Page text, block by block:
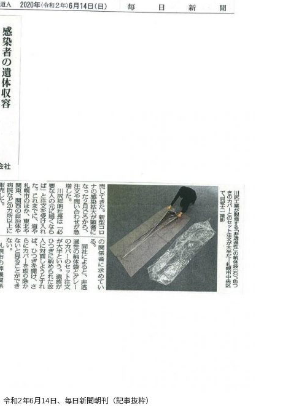
令和2年6月14日、毎日新聞朝刊（記事抜粋）